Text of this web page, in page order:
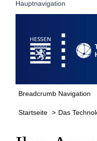
Hauptnavigation
Breadcrumb Navigation
Startseite Das